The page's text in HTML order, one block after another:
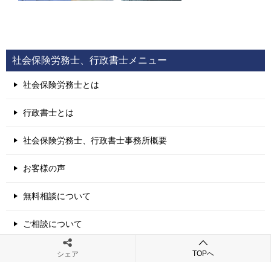
社会保険労務士、行政書士メニュー
社会保険労務士とは
行政書士とは
社会保険労務士、行政書士事務所概要
お客様の声
無料相談について
ご相談について
助成金申請の流れ
シェア TOPへ